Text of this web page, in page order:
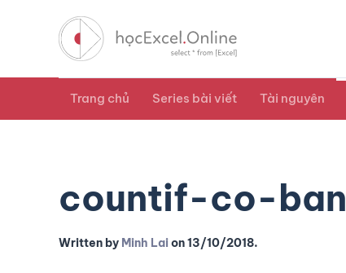
Trang chủ Series bài viết Tài nguyên
countif-co-ban
Written by Minh Laion13/10/2018.